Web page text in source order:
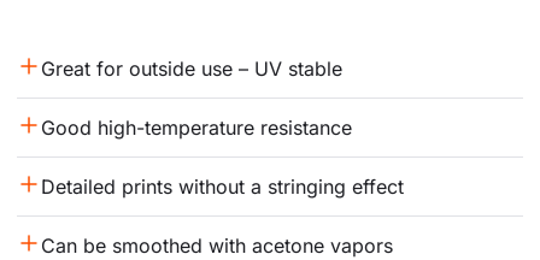
Great for outside use – UV stable
Good high-temperature resistance
Detailed prints without a stringing effect
Can be smoothed with acetone vapors